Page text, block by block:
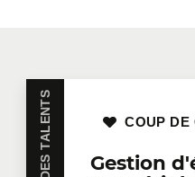
Gestion
COUP DE